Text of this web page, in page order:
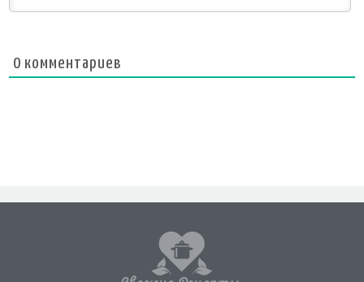
0 комментариев